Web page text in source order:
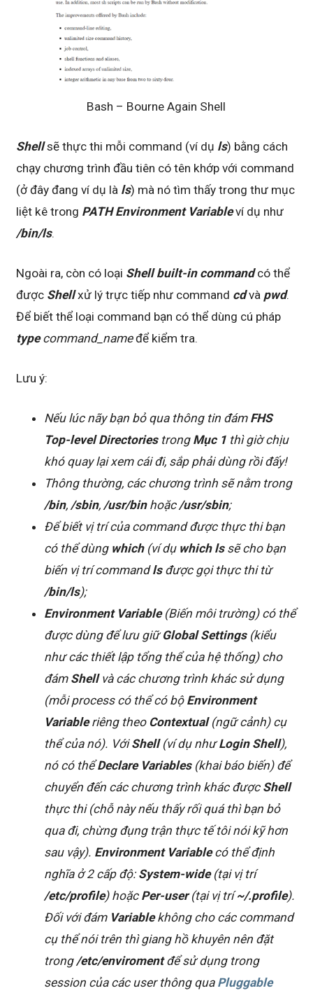
Bash – Bourne Again Shell
Shellsẽ thực thi mỗi command (ví dụ ls) bằng cách
chạy chương trình đầu tiên có tên khớp với command
(ở đây đang ví dụ là ls) mà nó tìm thấy trong thư mục
liệt kê trong PATH Environment Variableví dụ như
/bin/ls.
Ngoài ra, còn có loại Shell built-in commandcó thể
được Shellxử lý trực tiếp như command cdvà pwd.
Để biết thể loại command bạn có thể dùng cú pháp
typecommand_nameđể kiểm tra.
Lưu ý:
Nếu lúc nãy bạn bỏ qua thông tin đám FHS
Top-level Directories trong Mục 1 thì giờ chịu
khó quay lại xem cái đi, sắp phải dùng rồi đấy!
Thông thường, các chương trình sẽ nằm trong
/bin, /sbin, /usr/binhoặc /usr/sbin;
Để biết vị trí của command được thực thi bạn
có thể dùng which(ví dụ which lssẽ cho bạn
biến vị trí commandlsđược gọi thực thi từ
/bin/ls);
Environment Variable(Biến môi trường) có thể
được dùng để lưu giữGlobal Settings(kiểu
như các thiết lập tổng thể của hệ thống) cho
đám Shellvà các chương trình khác sử dụng
(mỗi process có thể có bộ Environment
Variableriêng theo Contextual(ngữ cảnh) cụ
thể của nó). VớiShell(ví dụ nhưLogin Shell),
nó có thểDeclare Variables(khai báo biến) để
chuyển đến các chương trình khác được Shell
thực thi (chỗ này nếu thấy rối quá thì bạn bỏ
qua đi, chừng đụng trận thực tế tôi nói kỹ hơn
sau vậy). Environment Variablecó thể định
nghĩa ở 2 cấp độ:System-wide(tại vị trí
/etc/profile) hoặc Per-user(tại vị trí~/.profile).
Đối với đám Variablekhông cho các command
cụ thể nói trên thì giang hồ khuyên nên đặt
trong /etc/enviromentđể sử dụng trong
session của các user thông qua Pluggable